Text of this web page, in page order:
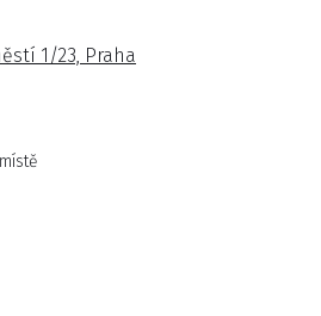
1/23, Praha